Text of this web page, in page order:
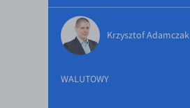
Krzysztof Adamczak
WALUTOWY